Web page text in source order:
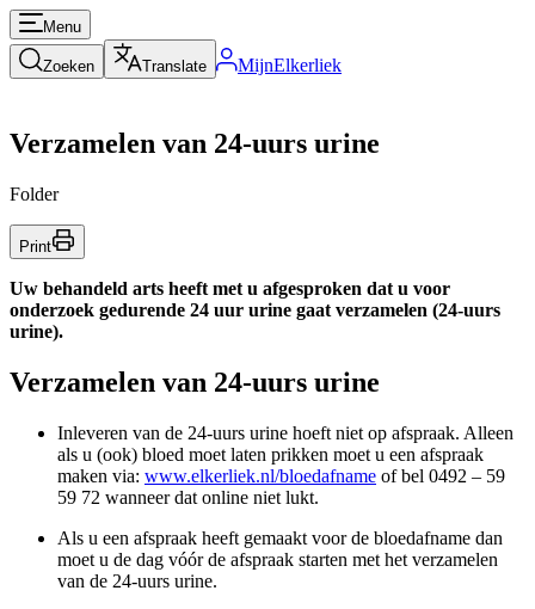
Menu
Zoeken Translate MijnElkerliek
Verzamelen van 24-uurs urine
Folder
Print
Uw behandeld arts heeft met u afgesproken dat u voor
onderzoek gedurende 24 uur urine gaat verzamelen (24-uurs
urine).
Verzamelen van 24-uurs urine
Inleveren van de 24-uurs urine hoeft niet op afspraak. Alleen
als u (ook) bloed moet laten prikken moet u een afspraak
maken via: www.elkerliek.nl/bloedafname of bel 0492 – 59
59 72 wanneer dat online niet lukt.
Als u een afspraak heeft gemaakt voor de bloedafname dan
moet u de dag vóór de afspraak starten met het verzamelen
van de 24-uurs urine.